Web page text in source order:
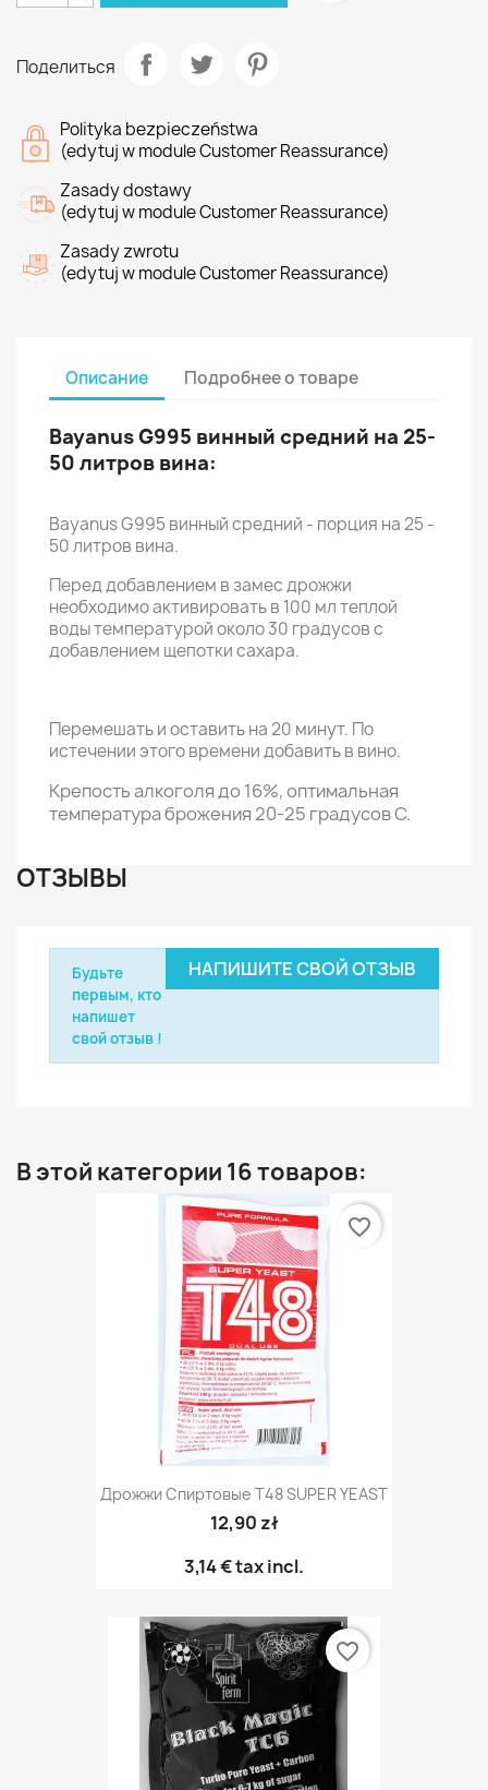
Поделиться
Polityka bezpieczeństwa
(edytuj w module Customer Reassurance)
Zasady dostawy
(edytuj w module Customer Reassurance)
Zasady zwrotu
(edytuj w module Customer Reassurance)
Описание Подробнее о товаре
Bayanus G995 винный средний на 25-
50 литров вина:
Bayanus G995 винный средний - порция на 25 -
50 литров вина.
Перед добавлением в замес дрожжи
необходимо активировать в 100 мл теплой
воды температурой около 30 градусов с
добавлением щепотки сахара.
Перемешать и оставить на 20 минут. По
истечении этого времени добавить в вино.
Крепость алкоголя до 16%, оптимальная
температура брожения 20-25 градусов С.
ОТЗЫВЫ
НАПИШИТЕ СВОЙ ОТЗЫВ
Будьте
первым, кто
напишет
свой отзыв !
В этой категории 16 товаров:
Дрожжи Спиртовые T48 SUPER YEAST
12,90 zł
3,14 €tax incl.
favorite_border
favorite_border